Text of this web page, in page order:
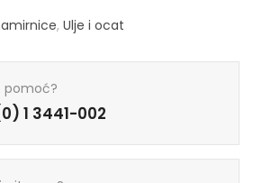
, Ulje i ocat
pomoć?
1 3441-002